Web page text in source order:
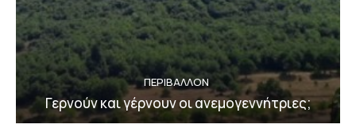
ΠΕΡΙΒΆΛΛΟΝ
Γερνούν και γέρνουν οι ανεμογεννήτριες;